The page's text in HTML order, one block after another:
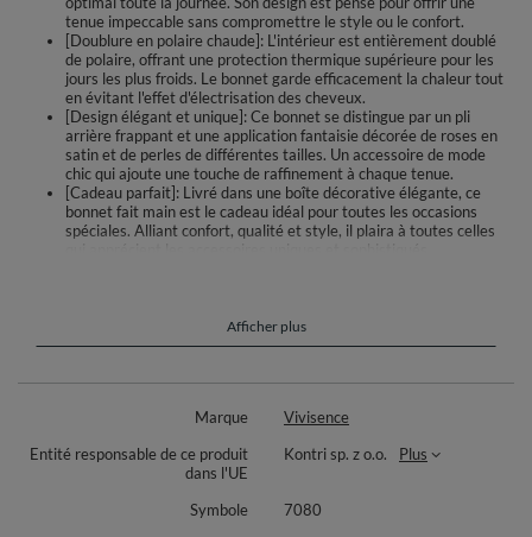
tenue impeccable sans compromettre le style ou le confort.
[Doublure en polaire chaude]: L'intérieur est entièrement doublé
de polaire, offrant une protection thermique supérieure pour les
jours les plus froids. Le bonnet garde efficacement la chaleur tout
en évitant l'effet d'électrisation des cheveux.
[Design élégant et unique]: Ce bonnet se distingue par un pli
arrière frappant et une application fantaisie décorée de roses en
satin et de perles de différentes tailles. Un accessoire de mode
chic qui ajoute une touche de raffinement à chaque tenue.
[Cadeau parfait]: Livré dans une boîte décorative élégante, ce
bonnet fait main est le cadeau idéal pour toutes les occasions
spéciales. Alliant confort, qualité et style, il plaira à toutes celles
qui apprécient les accessoires uniques et sophistiqués.
élastique à l'arrière pour un ajustement parfait sur la tête.
les cheveux ne sont pas électrisés sous le bonnet
sur le côté, une application fantaisie décorée de roses en satin et
laine de haute qualité
Afficher plus
Marque
Vivisence
Entité responsable de ce produit
dans l'UE
Kontri sp. z o.o. Plus
Symbole
7080